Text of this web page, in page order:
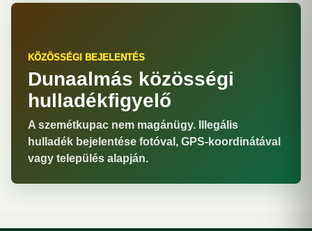
KÖZÖSSÉGI BEJELENTÉS
Dunaalmás közösségi
hulladékfigyelő
A szemétkupac nem magánügy. Illegális
hulladék bejelentése fotóval, GPS-koordinátával
vagy település alapján.